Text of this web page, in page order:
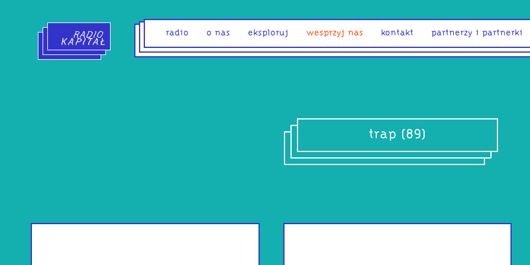
Radio Kapitał - strona główna
radio o nas eksploruj wesprzyj nas kontakt partnerzy i partnerki
trap (89)